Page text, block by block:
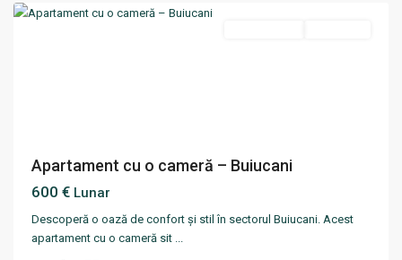
Apartament cu o cameră – Buiucani
600 € Lunar
Descoperă o oază de confort și stil în sectorul Buiucani. Acest
apartament cu o cameră sit ...